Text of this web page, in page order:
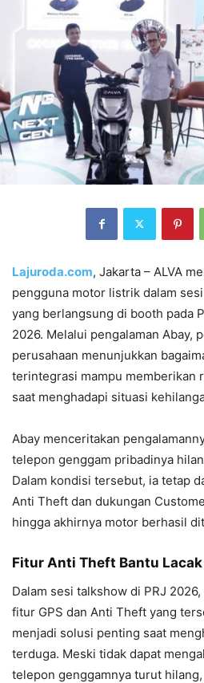
Lajuroda.com, Jakarta – ALVA
pengguna motor listrik dalam
yang berlangsung di booth pada
2026. Melalui pengalaman Abay,
perusahaan menunjukkan
terintegrasi mampu memberikan
saat menghadapi situasi
Abay menceritakan
telepon genggam pribadinya
Dalam kondisi tersebut, ia tetap
Anti Theft dan dukungan
hingga akhirnya motor berhasil
Fitur Anti Theft Bantu
Dalam sesi talkshow di PRJ
fitur GPS dan Anti Theft yang
menjadi solusi penting saat
terduga. Meski tidak dapat
telepon genggamnya turut